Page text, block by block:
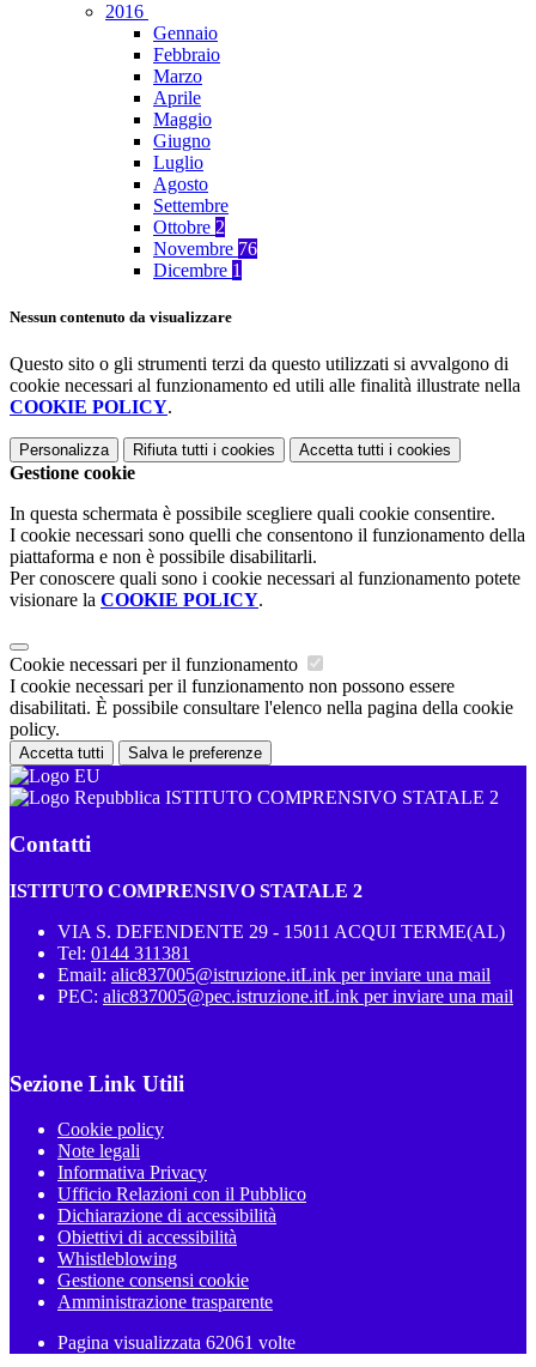
2016
Gennaio
Febbraio
Marzo
Aprile
Maggio
Giugno
Luglio
Agosto
Settembre
Ottobre 2
Novembre 76
Dicembre 1
Nessun contenuto da visualizzare
Questo sito o gli strumenti terzi da questo utilizzati si avvalgono di
cookie necessari al funzionamento ed utili alle finalità illustrate nella
COOKIE POLICY.
Personalizza Rifiuta tutti i cookies Accetta tutti i cookies
Gestione cookie
In questa schermata è possibile scegliere quali cookie consentire.
I cookie necessari sono quelli che consentono il funzionamento della
piattaforma e non è possibile disabilitarli.
Per conoscere quali sono i cookie necessari al funzionamento potete
visionare la COOKIE POLICY.
Cookie necessari per il funzionamento
I cookie necessari per il funzionamento non possono essere
disabilitati. È possibile consultare l'elenco nella pagina della cookie
policy.
Accetta tutti Salva le preferenze
ISTITUTO COMPRENSIVO STATALE 2
Contatti
ISTITUTO COMPRENSIVO STATALE 2
VIA S. DEFENDENTE 29 - 15011 ACQUI TERME(AL)
Tel: 0144 311381
Email: alic837005@istruzione.itLink per inviare una mail
PEC: alic837005@pec.istruzione.itLink per inviare una mail
Sezione Link Utili
Cookie policy
Note legali
Informativa Privacy
Ufficio Relazioni con il Pubblico
Dichiarazione di accessibilità
Obiettivi di accessibilità
Whistleblowing
Gestione consensi cookie
Amministrazione trasparente
Pagina visualizzata 62061 volte